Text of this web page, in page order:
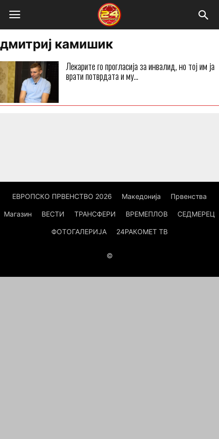
дмитриј камишик
Лекарите го прогласија за инвалид, но тој им ја
врати потврдата и му...
ЕВРОПСКО ПРВЕНСТВО 2026 Македонија Првенства
Магазин ВЕСТИ ТРАНСФЕРИ ВРЕМЕПЛОВ СЕДМЕРЕЦ
ФОТОГАЛЕРИЈА 24РАКОМЕТ ТВ
©